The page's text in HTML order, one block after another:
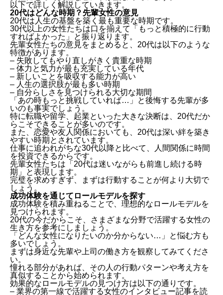
以下で詳しく解説していきます。
20代はどんな時期？先輩女性の意見
20代は人生の基盤を築く最も重要な時期です。
30代以上の女性たちは口を揃えて「もっと積極的に行動
すればよかった」と振り返ります。
先輩女性たちの意見をまとめると、20代は以下のような
特徴があります。
– 失敗してもやり直しがきく貴重な時期
– 体力と気力が最も充実している年代
– 新しいことを吸収する能力が高い
– 人生の選択肢が最も多い時期
– 自分らしさを見つけられる大切な期間
「あの時もっと挑戦していれば…」と後悔する先輩が多
いのも事実でしょう。
特に転職や留学、起業といった大きな決断は、20代だか
らこそできることが多いのです。
また、恋愛や友人関係においても、20代は深い絆を築き
やすい時期とされています。
仕事に追われがちな30代以降と比べて、人間関係に時間
を投資できるからです。
先輩女性たちは「20代は迷いながらも前進し続ける時
期」と表現します。
完璧を求めすぎず、まずは行動することが何より大切で
しょう。
成功体験を通じてロールモデルを探す
成功体験を積み重ねることで、理想的なロールモデルを
見つけられます。
20代の今だからこそ、さまざまな分野で活躍する女性の
生き方を参考にしましょう。
「どんな女性になりたいのか分からない…」と悩む方も
多いでしょう。
まずは身近な先輩や上司の働き方を観察してみてくださ
い。
憧れる部分があれば、その人の行動パターンや考え方を
真似することから始められます。
効果的なロールモデルの見つけ方は以下の通りです。
– 業界の第一線で活躍する女性のインタビュー記事を読